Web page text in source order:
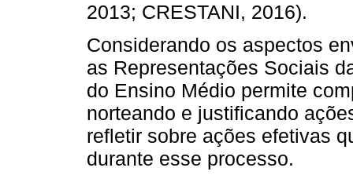
2013; CRESTANI, 2016).
Considerando os aspectos
as Representações Sociais
do Ensino Médio permite
norteando e justificando
refletir sobre ações efetivas
durante esse processo.